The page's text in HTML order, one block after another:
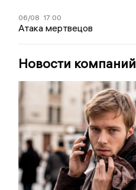
06/08 17:00
Атака мертвецов
Новости компаний